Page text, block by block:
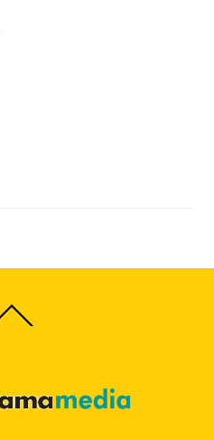
Back
To